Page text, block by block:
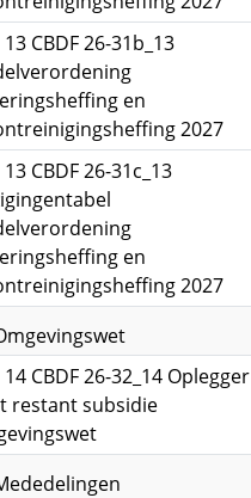
13 CBDF 26-31b_13
en
2027
13 CBDF 26-31c_13
en
2027
14 CBDF 26-32_14 Oplegger
restant subsidie